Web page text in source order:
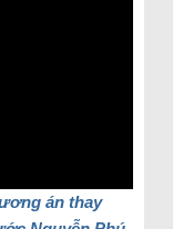
án thay